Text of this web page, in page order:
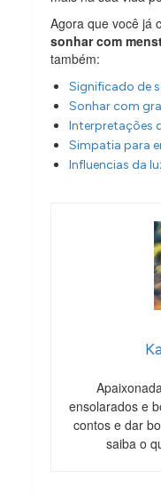
Agora que você já
sonhar com
também:
Significado de
Sonhar com
Interpretações
Simpatia para
Influencias da
ensolarados e
contos e dar
saiba o